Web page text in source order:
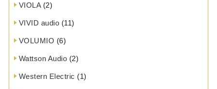
VIOLA(2)
VIVID audio (11)
VOLUMIO (6)
Wattson Audio (2)
Western Electric (1)